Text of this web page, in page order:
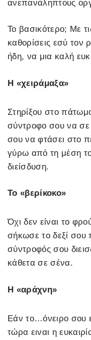
ανεπανάληπτους
Το βασικότερο; Με
καθορίσεις εσύ τον
ήδη, να μια καλή
Η «χειράμαξα»
Στηρίξου στο
σύντροφο σου να
σου να φτάσει στο
γύρω από τη μέση
διείσδυση.
Το «βερίκοκο»
Όχι δεν είναι το
σήκωσε το δεξί σου
σύντροφός σου
κάθετα σε σένα.
Η «αράχνη»
Εάν το…όνειρο σου
τώρα ειναι η